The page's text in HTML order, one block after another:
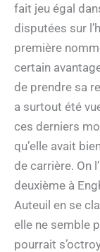
fait jeu égal
disputées sur
première
certain
de prendre sa
a surtout été
ces derniers
qu’elle avait
de carrière. On
deuxième à
Auteuil en se
elle ne semble
pourrait